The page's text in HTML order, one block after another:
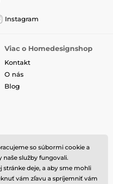
Instagram
Viac o Homedesignshop
Kontakt
O nás
Blog
so súbormi cookie a
služby fungovali.
stránke deje, a aby sme mohli
vám zľavu a spríjemniť vám